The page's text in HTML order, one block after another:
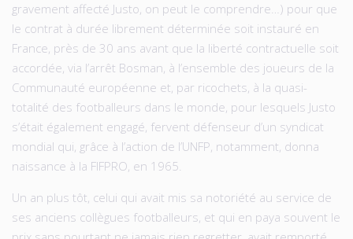
gravement affecté Justo, on peut le comprendre…) pour que
le contrat à durée librement déterminée soit instauré en
France, près de 30 ans avant que la liberté contractuelle soit
accordée, via l’arrêt Bosman, à l’ensemble des joueurs de la
Communauté européenne et, par ricochets, à la quasi-
totalité des footballeurs dans le monde, pour lesquels Justo
s’était également engagé, fervent défenseur d’un syndicat
mondial qui, grâce à l’action de l’UNFP, notamment, donna
naissance à la FIFPRO, en 1965.
Un an plus tôt, celui qui avait mis sa notoriété au service de
ses anciens collègues footballeurs, et qui en paya souvent le